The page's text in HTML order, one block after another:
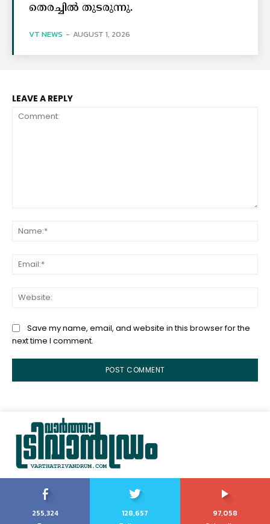
തെരച്ചിൽ തുടരുന്നു.
VT NEWS - AUGUST 1, 2026
LEAVE A REPLY
Save my name, email, and website in this browser for the
next time I comment.
255,324
128,657
97,058